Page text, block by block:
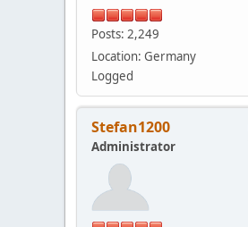
Posts: 2,249
Location: Germany
Logged
Stefan1200
Administrator